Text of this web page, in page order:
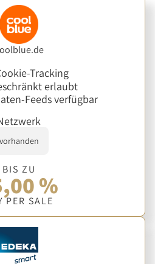
Tracking
erlaubt
Feeds verfügbar
vorhanden
BIS ZU
%
PER SALE